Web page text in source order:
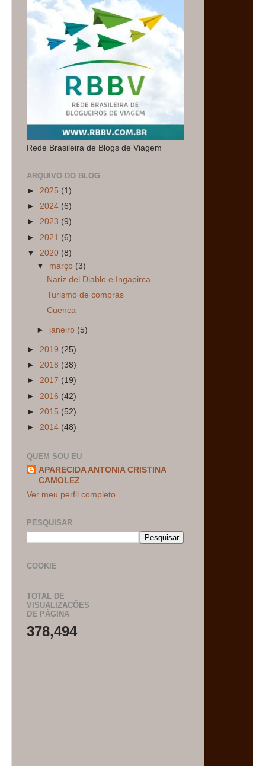
Rede Brasileira de Blogs de Viagem
ARQUIVO DO BLOG
► 2025 (1)
► 2024 (6)
► 2023 (9)
► 2021 (6)
▼ 2020 (8)
▼ março (3)
Nariz del Diablo e Ingapirca
Turismo de compras
Cuenca
► janeiro (5)
► 2019 (25)
► 2018 (38)
► 2017 (19)
► 2016 (42)
► 2015 (52)
► 2014 (48)
QUEM SOU EU
APARECIDA ANTONIA CRISTINA
CAMOLEZ
Ver meu perfil completo
PESQUISAR
COOKIE
TOTAL DE
VISUALIZAÇÕES
DE PÁGINA
378,494